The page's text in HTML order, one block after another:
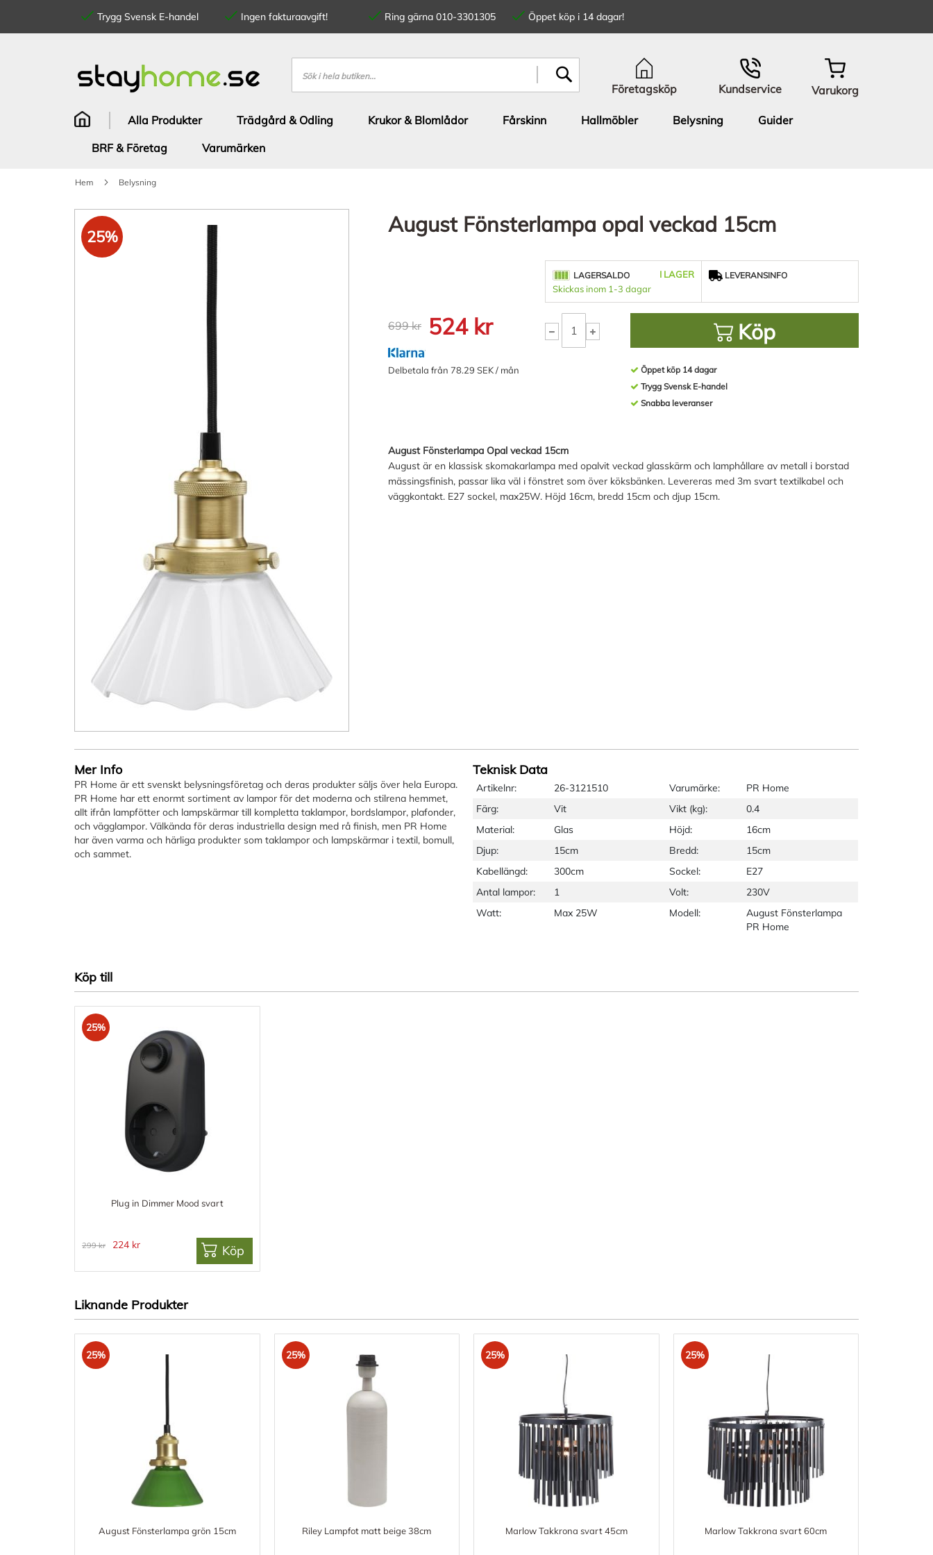
Trygg Svensk E-handel Ingen fakturaavgift! Ring gärna 010-3301305
Öppet köp i 14 dagar!
innehållet
Sök
Företagsköp Kundservice Varukorg
Alla Produkter Trädgård & Odling Krukor & Blomlådor Fårskinn Hallmöbler Belysning
Guider
BRF & Företag
Varumärken
Hem Belysning
Hoppa
till
slutet
till
början
av
bildgalleriet
25% August Fönsterlampa opal veckad 15cm
699 kr 524 kr
Delbetala från 78.29 SEK / mån
LAGERSALDO
I LAGER
Skickas inom 1-3 dagar
LEVERANSINFO
Köp
Öppet köp 14 dagar
Trygg Svensk E-handel
Snabba leveranser
August Fönsterlampa Opal veckad 15cm
August är en klassisk skomakarlampa med opalvit veckad glasskärm och lamphållare av metall i borstad
mässingsfinish, passar lika väl i fönstret som över köksbänken. Levereras med 3m svart textilkabel och
väggkontakt. E27 sockel, max25W. Höjd 16cm, bredd 15cm och djup 15cm.
Mer Info
PR Home är ett svenskt belysningsföretag och deras produkter säljs över hela Europa.
PR Home har ett enormt sortiment av lampor för det moderna och stilrena hemmet,
allt ifrån lampfötter och lampskärmar till kompletta taklampor, bordslampor, plafonder,
och vägglampor. Välkända för deras industriella design med rå finish, men PR Home
har även varma och härliga produkter som taklampor och lampskärmar i textil, bomull,
och sammet.
Teknisk Data
Artikelnr: 26-3121510 Varumärke:
PR Home
Färg:
Vit Vikt (kg):
0.4
Material:
Glas Höjd:
16cm
Djup:
15cm Bredd:
15cm
Kabellängd:
300cm Sockel:
E27
Antal lampor:
1 Volt:
230V
Watt:
Max 25W Modell:
August Fönsterlampa
PR Home
Köp till
25%
Plug in Dimmer Mood svart
299 kr 224 kr Köp
Liknande Produkter
25%
August Fönsterlampa grön 15cm
25%
Riley Lampfot matt beige 38cm
25%
Marlow Takkrona svart 45cm
25%
Marlow Takkrona svart 60cm